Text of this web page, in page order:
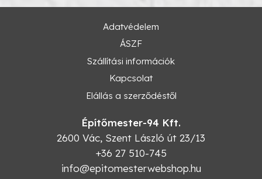
Adatvédelem
ÁSZF
Szállítási információk
Kapcsolat
Elállás a szerződéstől
Építőmester-94 Kft.
2600 Vác, Szent László út 23/13
+36 27 510-745
info@epitomesterwebshop.hu